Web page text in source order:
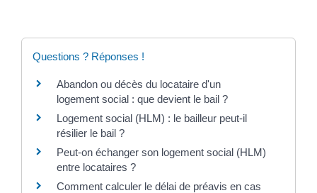
Questions ? Réponses !
Abandon ou décès du locataire d'un
logement social : que devient le bail ?
Logement social (HLM) : le bailleur peut-il
résilier le bail ?
Peut-on échanger son logement social (HLM)
entre locataires ?
Comment calculer le délai de préavis en cas